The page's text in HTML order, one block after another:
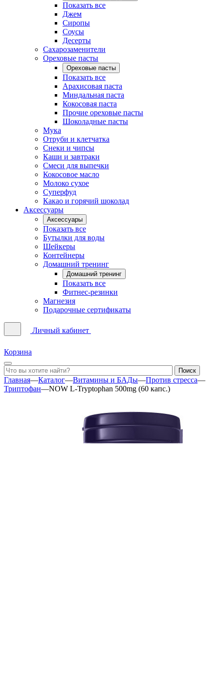
Показать все
Джем
Сиропы
Соусы
Десерты
Сахарозаменители
Ореховые пасты
Ореховые пасты
Показать все
Арахисовая паста
Миндальная паста
Кокосовая паста
Прочие ореховые пасты
Шоколадные пасты
Мука
Отруби и клетчатка
Снеки и чипсы
Каши и завтраки
Смеси для выпечки
Кокосовое масло
Молоко сухое
Суперфуд
Какао и горячий шоколад
Аксессуары
Аксессуары
Показать все
Бутылки для воды
Шейкеры
Контейнеры
Домашний тренинг
Домашний тренинг
Показать все
Фитнес-резинки
Магнезия
Подарочные сертификаты
Личный кабинет
Корзина
Главная—Каталог—Витамины и БАДы—Против стресса—
Триптофан—NOW L-Tryptophan 500mg (60 капс.)